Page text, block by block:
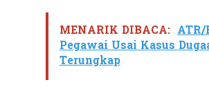
MENARIK DIBACA:
Pegawai Usai Kasus
Terungkap